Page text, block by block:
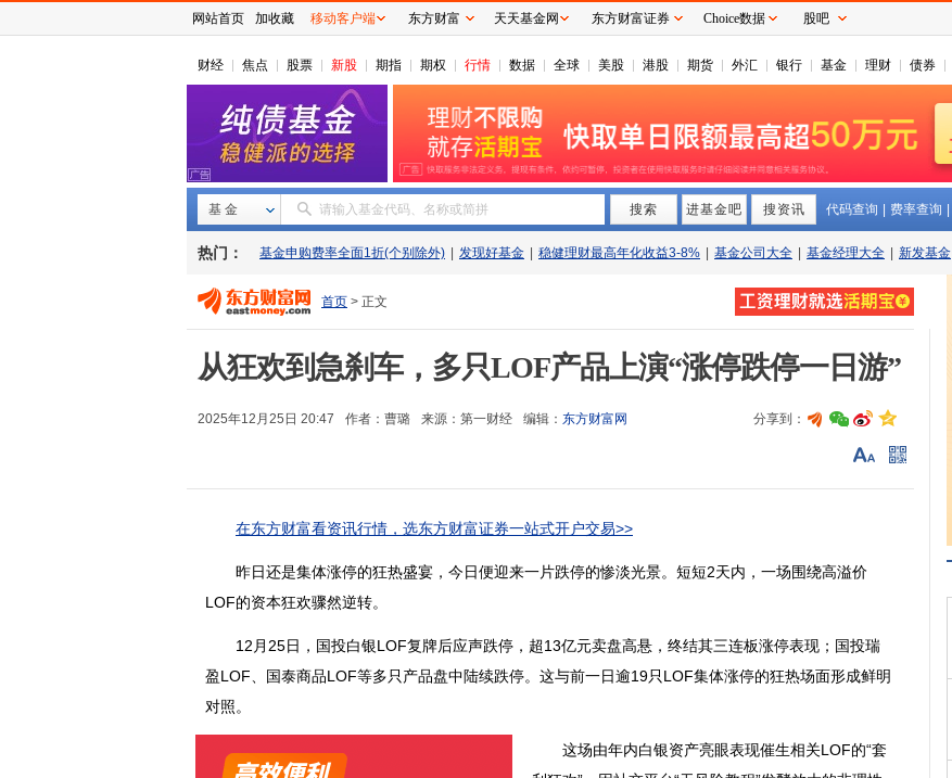
财经 焦点 股票 新股 期指 期权 行情 数据 全球 美股 港股 期货 外汇 银行 基金 理财 债券
基 金 请输入基金代码、名称或简拼 搜索 进基金吧 搜资讯 代码查询 费率查询
热门： 基金申购费率全面1折(个别除外) 发现好基金 稳健理财最高年化收益3-8% 基金公司大全 基金经理大全 新发基金
首页 > 正文
从狂欢到急刹车，多只LOF产品上演“涨停跌停一日游”
2025年12月25日 20:47 作者：曹璐 来源： 第一财经 编辑： 东方财富网 分享到：
在东方财富看资讯行情，选东方财富证券一站式开户交易>>
昨日还是集体涨停的狂热盛宴，今日便迎来一片跌停的惨淡光景。短短2天内，一场围绕高溢价
LOF的资本狂欢骤然逆转。
12月25日，国投白银LOF复牌后应声跌停，超13亿元卖盘高悬，终结其三连板涨停表现；国投瑞
盈LOF、国泰商品LOF等多只产品盘中陆续跌停。这与前一日逾19只LOF集体涨停的狂热场面形成鲜明
对照。
这场由年内白银资产亮眼表现催生相关LOF的“套
网站首页 加收藏 移动客户端 东方财富 天天基金网 东方财富证券 Choice数据 股吧